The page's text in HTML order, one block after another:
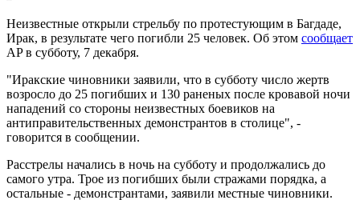
Неизвестные открыли стрельбу по протестующим в Багдаде,
Ирак, в результате чего погибли 25 человек. Об этом сообщает
AP в субботу, 7 декабря.
"Иракские чиновники заявили, что в субботу число жертв
возросло до 25 погибших и 130 раненых после кровавой ночи
нападений со стороны неизвестных боевиков на
антиправительственных демонстрантов в столице", -
говорится в сообщении.
Расстрелы начались в ночь на субботу и продолжались до
самого утра. Трое из погибших были стражами порядка, а
остальные - демонстрантами, заявили местные чиновники.